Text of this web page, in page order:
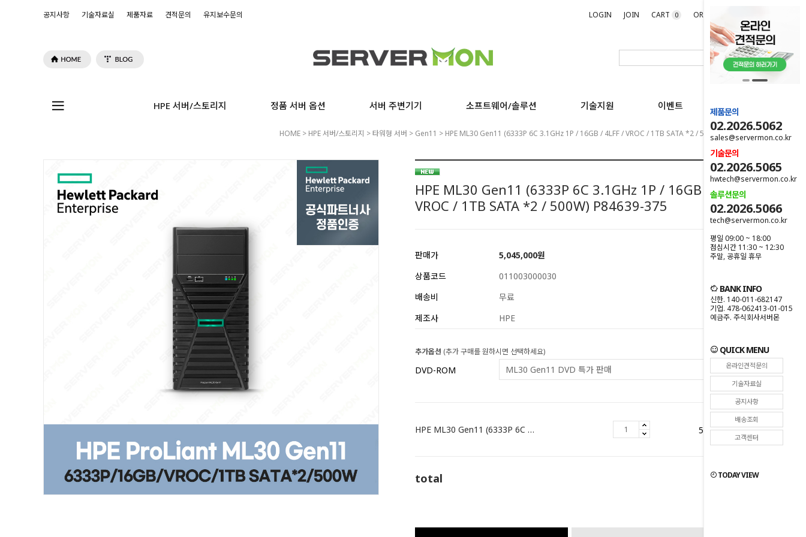
공지사항 기술자료실 제품자료 견적문의 유지보수문의 LOGIN JOIN CART 0 ORDER
HPE 서버/스토리지 정품 서버 옵션 서버 주변기기 소프트웨어/솔루션 기술지원 이벤트
제품문의
02.2026.5062
sales@servermon.co.kr
기술문의
02.2026.5065
hwtech@servermon.co.kr
솔루션문의
02.2026.5066
tech@servermon.co.kr
평일 09:00 ~ 18:00
점심시간 11:30 ~ 12:30
주말, 공휴일 휴무
BANK INFO
신한. 140-011-682147
기업. 478-062413-01-015
예금주. 주식회사서버몬
QUICK MENU
온라인견적문의
기술자료실
공지사항
배송조회
고객센터
TODAY VIEW
HOME > HPE 서버/스토리지 >타워형 서버 > Gen11 > HPE ML30 Gen11 (6333P 6C 3.1GHz 1P / 16GB / 4LFF / VROC / 1TB SATA *2 / 500W) P84639-375
HPE ML30 Gen11 (6333P 6C 3.1GHz 1P / 16GB / 4LFF /
VROC / 1TB SATA *2 / 500W) P84639-375
판매가
5,045,000원
상품코드
011003000030
배송비
무료
제조사
HPE
추가옵션 (추가 구매를 원하시면 선택하세요)
DVD-ROM
HPE ML30 Gen11 (6333P 6C 3.1GHz 1P / 16GB / 4LFF / VROC / 1TB SATA *2 / 500W) P84639-375 5,045,000원
total 5,045,000원